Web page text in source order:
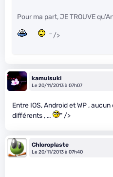
Pour ma part, JE TROUVE
" />
kamuisuki
Le 20/11/2013 à 07h07
Entre IOS, Android et WP ,
différents , …
" />
Chloroplaste
Le 20/11/2013 à 07h40